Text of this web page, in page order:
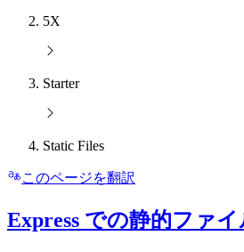
5X
Starter
Static Files
このページを翻訳
Express での静的ファ